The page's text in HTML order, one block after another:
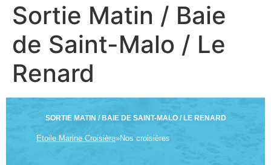
Sortie Matin / Baie
de Saint-Malo / Le
Renard
SORTIE MATIN / BAIE DE SAINT-MALO / LE RENARD
Etoile Marine Croisière»Nos croisières